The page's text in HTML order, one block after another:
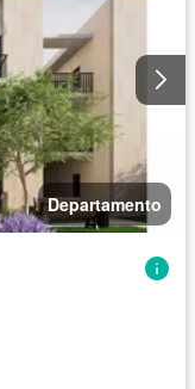
Departamento